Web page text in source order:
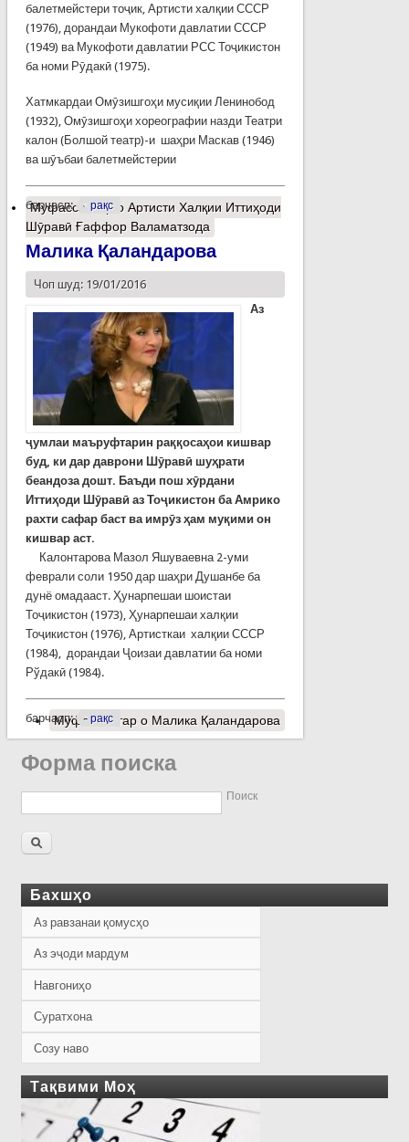
балетмейстери тоҷик, Артисти халқии СССР
(1976), дорандаи Мукофоти давлатии СССР
(1949) ва Мукофоти давлатии РСС Тоҷикистон
ба номи Рӯдакӣ (1975).
Хатмкардаи Омӯзишгоҳи мусиқии Ленинобод
(1932), Омӯзишгоҳи хореографии назди Театри
калон (Болшой театр)-и шаҳри Маскав (1946)
ва шӯъбаи балетмейстерии
барчасп: рақс
Муфассалтаро Артисти Халқии Иттиҳоди
Шӯравӣ Ғаффор Валаматзода
Малика Қаландарова
Чоп шуд: 19/01/2016
Аз
ҷумлаи маъруфтарин раққосаҳои кишвар
буд, ки дар даврони Шӯравӣ шуҳрати
беандоза дошт. Баъди пош хӯрдани
Иттиҳоди Шӯравӣ аз Тоҷикистон ба Амрико
рахти сафар баст ва имрӯз ҳам муқими он
кишвар аст.
Калонтарова Мазол Яшуваевна 2-уми
феврали соли 1950 дар шаҳри Душанбе ба
дунё омадааст. Ҳунарпешаи шоистаи
Тоҷикистон (1973), Ҳунарпешаи халқии
Тоҷикистон (1976), Артисткаи халқии СССР
(1984), дорандаи Ҷоизаи давлатии ба номи
Рўдакӣ (1984).
барчасп: рақс
Муфассалтар о Малика Қаландарова
Форма поиска
Поиск
Бахшҳо
Аз равзанаи қомусҳо
Аз эҷоди мардум
Навгониҳо
Суратхона
Созу наво
Тақвими Моҳ